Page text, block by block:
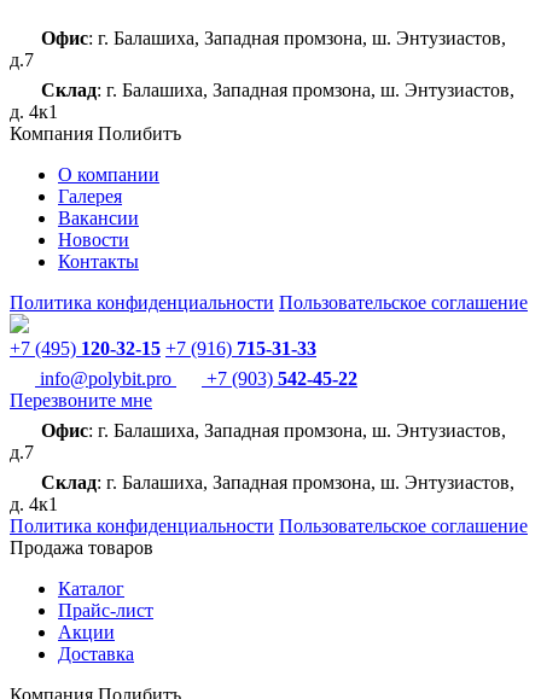
Офис: г. Балашиха, Западная промзона, ш. Энтузиастов,
д.7
Склад: г. Балашиха, Западная промзона, ш. Энтузиастов,
д. 4к1
Компания Полибитъ
О компании
Галерея
Вакансии
Новости
Контакты
Политика конфиденциальности Пользовательское соглашение
+7 (495) 120-32-15 +7 (916) 715-31-33
info@polybit.pro
+7 (903) 542-45-22
Перезвоните мне
Офис: г. Балашиха, Западная промзона, ш. Энтузиастов,
д.7
Склад: г. Балашиха, Западная промзона, ш. Энтузиастов,
д. 4к1
Политика конфиденциальности Пользовательское соглашение
Продажа товаров
Каталог
Прайс-лист
Акции
Доставка
Компания Полибитъ